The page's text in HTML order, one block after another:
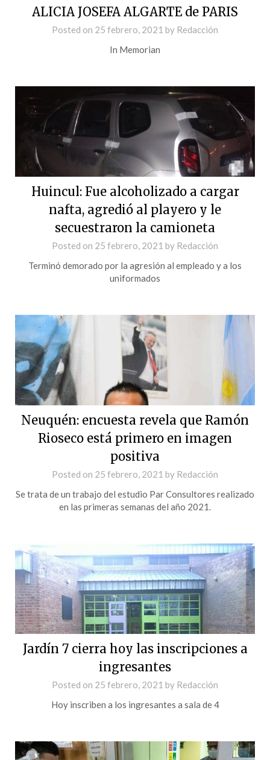
ALICIA JOSEFA ALGARTE de PARIS
Posted on 25 febrero, 2021 by Redacción
In Memorian
Huincul: Fue alcoholizado a cargar
nafta, agredió al playero y le
secuestraron la camioneta
Posted on 25 febrero, 2021 by Redacción
Terminó demorado por la agresión al empleado y a los
uniformados
Neuquén: encuesta revela que Ramón
Rioseco está primero en imagen
positiva
Posted on 25 febrero, 2021 by Redacción
Se trata de un trabajo del estudio Par Consultores realizado
en las primeras semanas del año 2021.
Jardín 7 cierra hoy las inscripciones a
ingresantes
Posted on 25 febrero, 2021 by Redacción
Hoy inscriben a los ingresantes a sala de 4